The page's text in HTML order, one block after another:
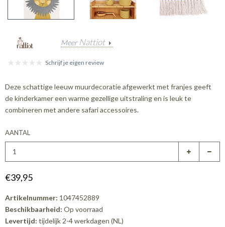
Meer Nattiot
Schrijf je eigen review
Deze schattige leeuw muurdecoratie afgewerkt met franjes geeft
de kinderkamer een warme gezellige uitstraling en is leuk te
combineren met andere safari accessoires.
AANTAL
€39,95
Artikelnummer: 1047452889
Beschikbaarheid: Op voorraad
Levertijd: tijdelijk 2-4 werkdagen (NL)